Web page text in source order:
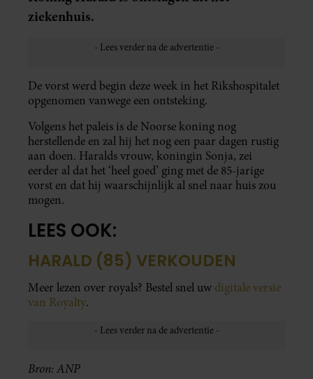
ziekenhuis.
De vorst werd begin deze week in het Rikshospitalet
opgenomen vanwege een ontsteking.
Volgens het paleis is de Noorse koning nog
herstellende en zal hij het nog een paar dagen rustig
aan doen. Haralds vrouw, koningin Sonja, zei
eerder al dat het ‘heel goed’ ging met de 85-jarige
vorst en dat hij waarschijnlijk al snel naar huis zou
mogen.
LEES OOK:
HARALD (85) VERKOUDEN
Meer lezen over royals? Bestel snel uw digitale versie
van Royalty.
Bron: ANP